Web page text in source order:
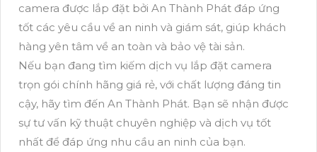
camera được lắp đặt bởi An Thành Phát đáp ứng
tốt các yêu cầu về an ninh và giám sát, giúp khách
hàng yên tâm về an toàn và bảo vệ tài sản.
Nếu bạn đang tìm kiếm dịch vụ lắp đặt camera
trọn gói chính hãng giá rẻ, với chất lượng đáng tin
cậy, hãy tìm đến An Thành Phát. Bạn sẽ nhận được
sự tư vấn kỹ thuật chuyên nghiệp và dịch vụ tốt
nhất để đáp ứng nhu cầu an ninh của bạn.